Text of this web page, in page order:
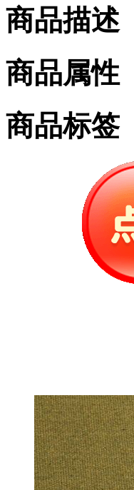
商品描述
商品属性
商品标签